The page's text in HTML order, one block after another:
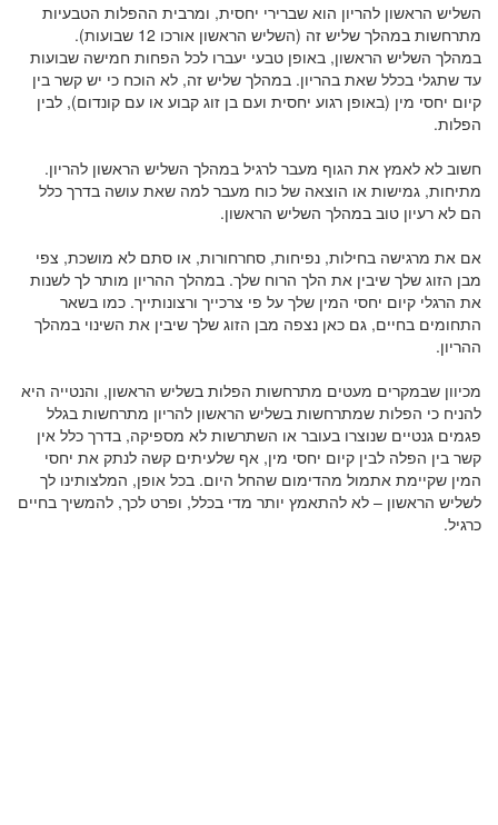
השליש הראשון להריון הוא שברירי יחסית, ומרבית ההפלות הטבעיות
מתרחשות במהלך שליש זה (השליש הראשון אורכו 12 שבועות).
במהלך השליש הראשון, באופן טבעי יעברו לכל הפחות חמישה שבועות
עד שתגלי בכלל שאת בהריון. במהלך שליש זה, לא הוכח כי יש קשר בין
קיום יחסי מין (באופן רגוע יחסית ועם בן זוג קבוע או עם קונדום), לבין
הפלות.
חשוב לא לאמץ את הגוף מעבר לרגיל במהלך השליש הראשון להריון.
מתיחות, גמישות או הוצאה של כוח מעבר למה שאת עושה בדרך כלל
הם לא רעיון טוב במהלך השליש הראשון.
אם את מרגישה בחילות, נפיחות, סחרחורות, או סתם לא מושכת, צפי
מבן הזוג שלך שיבין את הלך הרוח שלך. במהלך ההריון מותר לך לשנות
את הרגלי קיום יחסי המין שלך על פי צרכייך ורצונותייך. כמו בשאר
התחומים בחיים, גם כאן נצפה מבן הזוג שלך שיבין את השינוי במהלך
ההריון.
מכיוון שבמקרים מעטים מתרחשות הפלות בשליש הראשון, והנטייה היא
להניח כי הפלות שמתרחשות בשליש הראשון להריון מתרחשות בגלל
פגמים גנטיים שנוצרו בעובר או השתרשות לא מספיקה, בדרך כלל אין
קשר בין הפלה לבין קיום יחסי מין, אף שלעיתים קשה לנתק את יחסי
המין שקיימת אתמול מהדימום שהחל היום. בכל אופן, המלצותינו לך
לשליש הראשון – לא להתאמץ יותר מדי בכלל, ופרט לכך, להמשיך בחיים
כרגיל.